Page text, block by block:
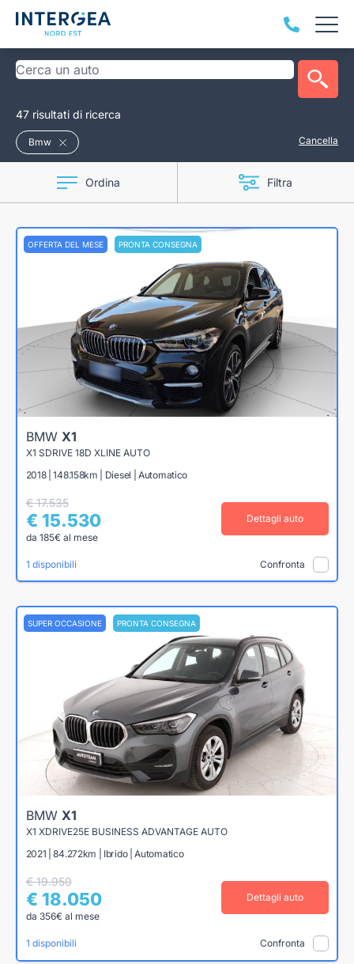
47 risultati di ricerca
Bmw Cancella
Ordina Filtra
OFFERTA DEL MESE PRONTA CONSEGNA
BMW X1
X1 SDRIVE 18D XLINE AUTO
2018 | 148.158km | Diesel | Automatico
€ 17.535
€ 15.530
da 185€ al mese
Dettagli auto
1 disponibili Confronta
SUPER OCCASIONE PRONTA CONSEGNA
BMW X1
X1 XDRIVE25E BUSINESS ADVANTAGE AUTO
2021 | 84.272km | Ibrido | Automatico
€ 19.950
€ 18.050
da 356€ al mese
Dettagli auto
1 disponibili Confronta